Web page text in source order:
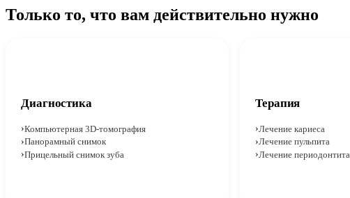
Только то, что вам действительно нужно
Диагностика
Компьютерная 3D-томография
Панорамный снимок
Прицельный снимок зуба
Терапия
Лечение кариеса
Лечение пульпита
Лечение периодонтита